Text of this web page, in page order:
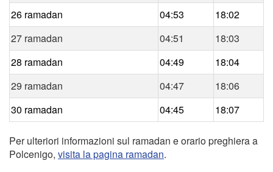
26 ramadan
04:53
18:02
27 ramadan
04:51
18:03
28 ramadan
04:49
18:04
29 ramadan
04:47
18:06
30 ramadan
04:45 18:07
Per ulteriori informazioni sul ramadan e orario preghiera a
Polcenigo, visita la pagina ramadan.